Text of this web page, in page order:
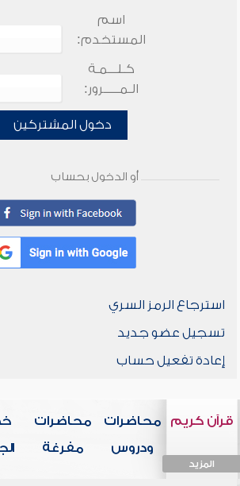
اسم
المستخدم:
كـلـــمـة
الـمـــــرور:
دخول المشتركين
أو الدخول بحساب
استرجاع الرمز السري
تسجيل عضو جديد
إعادة تفعيل حساب
قرآن كريم
المزيد
محاضرات
ودروس
محاضرات
مفرغة